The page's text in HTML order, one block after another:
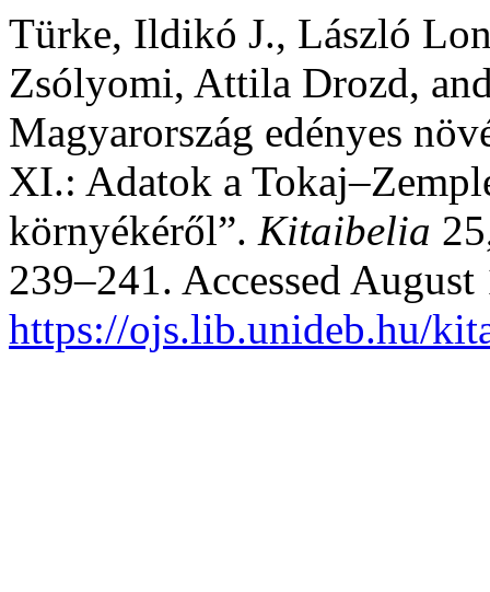
Türke, Ildikó J., László
Zsólyomi, Attila Drozd,
Magyarország edényes
XI.: Adatok a
környékéről”. Kitaibelia
239–241. Accessed
https://ojs.lib.unideb.hu/